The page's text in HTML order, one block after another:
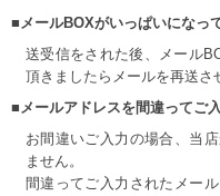
■メールBOXがいっぱいになっ
送受信をされた後、メール
頂きましたらメールを再送さ
■メールアドレスを間違ってご入
お間違いご入力の場合、当
ません。
間違ってご入力されたメー